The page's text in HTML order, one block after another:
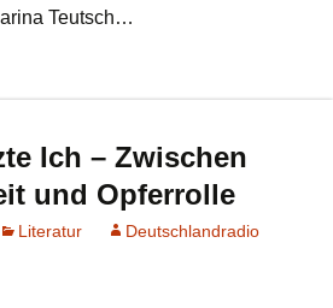
Teutsch…
Ich – Zwischen
und Opferrolle
Literatur
Deutschlandradio